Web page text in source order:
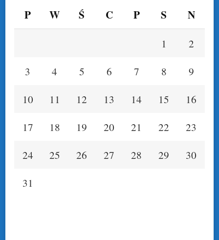
P W Ś C P S N
1
2
3
4 5 6 7 8
9
10
11 12 13 14 15
16
17
18 19 20 21 22
23
24
25 26 27 28 29
30
31